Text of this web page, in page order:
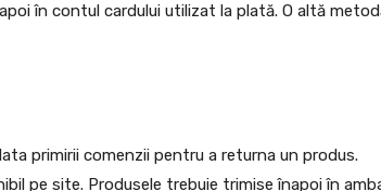
în contul cardului utilizat la plată. O altă
primirii comenzii pentru a returna un produs.
pe site. Produsele trebuie trimise înapoi în